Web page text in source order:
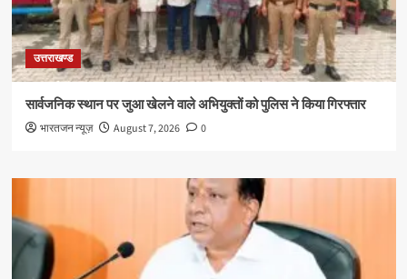
उत्तराखण्ड
सार्वजनिक स्थान पर जुआ खेलने वाले अभियुक्तों को पुलिस ने किया गिरफ्तार
भारतजन न्यूज़ August 7, 2026 0